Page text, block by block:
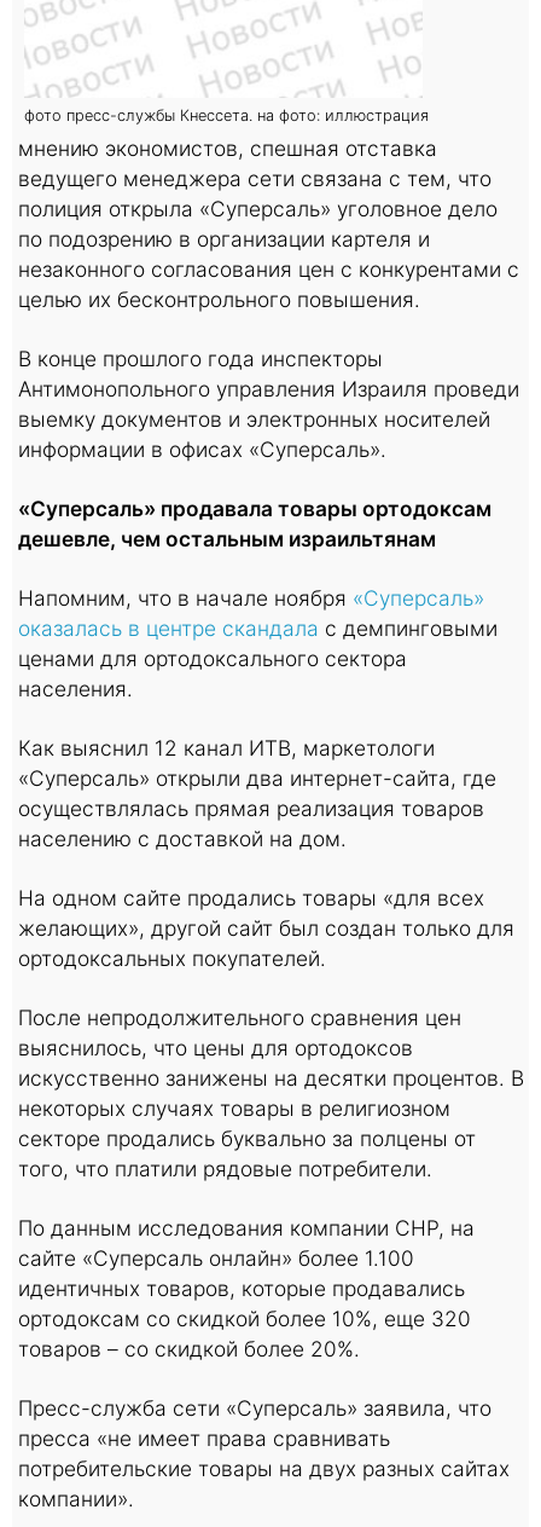
фото пресс-службы Кнессета. на фото: иллюстрация
мнению экономистов, спешная отставка
ведущего менеджера сети связана с тем, что
полиция открыла «Суперсаль» уголовное дело
по подозрению в организации картеля и
незаконного согласования цен с конкурентами с
целью их бесконтрольного повышения.
В конце прошлого года инспекторы
Антимонопольного управления Израиля проведи
выемку документов и электронных носителей
информации в офисах «Суперсаль».
«Суперсаль» продавала товары ортодоксам
дешевле, чем остальным израильтянам
Напомним, что в начале ноября «Суперсаль»
оказалась в центре скандала с демпинговыми
ценами для ортодоксального сектора
населения.
Как выяснил 12 канал ИТВ, маркетологи
«Суперсаль» открыли два интернет-сайта, где
осуществлялась прямая реализация товаров
населению с доставкой на дом.
На одном сайте продались товары «для всех
желающих», другой сайт был создан только для
ортодоксальных покупателей.
После непродолжительного сравнения цен
выяснилось, что цены для ортодоксов
искусственно занижены на десятки процентов. В
некоторых случаях товары в религиозном
секторе продались буквально за полцены от
того, что платили рядовые потребители.
По данным исследования компании CHP, на
сайте «Суперсаль онлайн» более 1.100
идентичных товаров, которые продавались
ортодоксам со скидкой более 10%, еще 320
товаров – со скидкой более 20%.
Пресс-служба сети «Суперсаль» заявила, что
пресса «не имеет права сравнивать
потребительские товары на двух разных сайтах
компании».